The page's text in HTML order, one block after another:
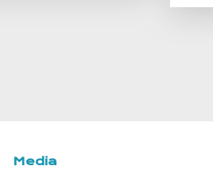
イクル
Media